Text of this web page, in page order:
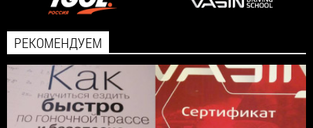
РЕКОМЕНДУЕМ